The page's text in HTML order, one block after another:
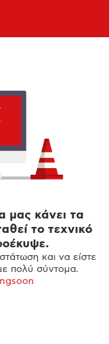
μας κάνει τα
το τεχνικό
και να είστε
πολύ σύντομα.